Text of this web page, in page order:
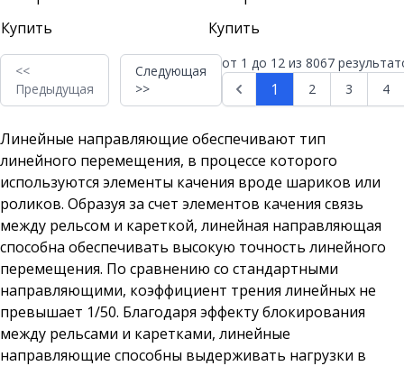
Купить Купить
<<
Предыдущая
Следующая
>>
от 1 до 12 из 8067
1 2 3 4
Линейные направляющие обеспечивают тип
линейного перемещения, в процессе которого
используются элементы качения вроде шариков или
роликов. Образуя за счет элементов качения связь
между рельсом и кареткой, линейная направляющая
способна обеспечивать высокую точность линейного
перемещения. По сравнению со стандартными
направляющими, коэффициент трения линейных не
превышает 1/50. Благодаря эффекту блокирования
между рельсами и каретками, линейные
направляющие способны выдерживать нагрузки в